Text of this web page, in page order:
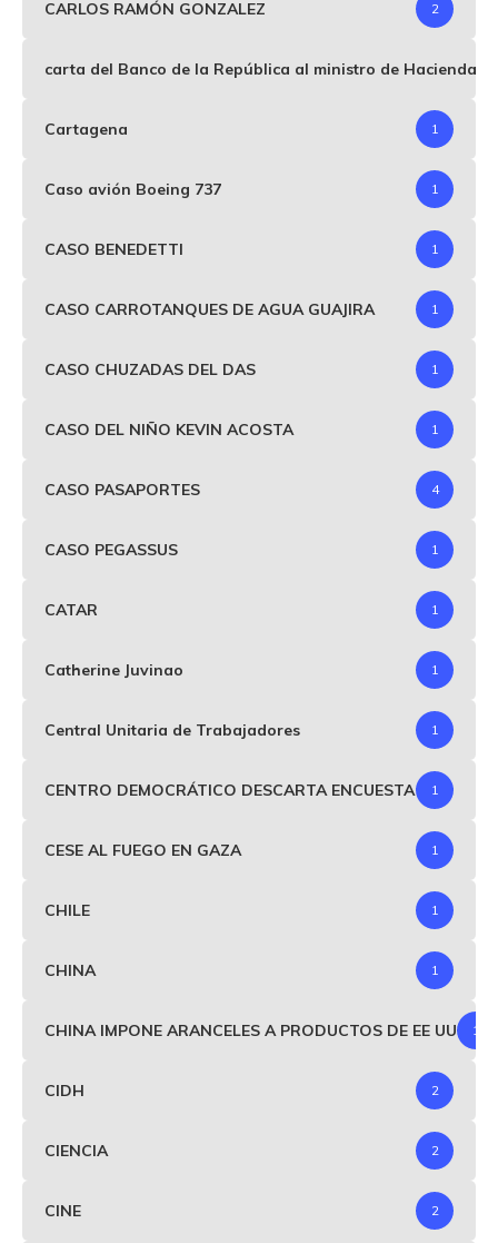
CARLOS RAMÓN GONZALEZ 2
carta del Banco de la República al ministro de Hacienda
Cartagena 1
Caso avión Boeing 737 1
CASO BENEDETTI 1
CASO CARROTANQUES DE AGUA GUAJIRA 1
CASO CHUZADAS DEL DAS 1
CASO DEL NIÑO KEVIN ACOSTA 1
CASO PASAPORTES 4
CASO PEGASSUS 1
CATAR 1
Catherine Juvinao 1
Central Unitaria de Trabajadores 1
CENTRO DEMOCRÁTICO DESCARTA ENCUESTA 1
CESE AL FUEGO EN GAZA 1
CHILE 1
CHINA 1
CHINA IMPONE ARANCELES A PRODUCTOS DE EE UU 1
CIDH 2
CIENCIA 2
CINE 2